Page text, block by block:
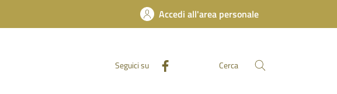
Accedi all'area personale
Seguici su Cerca